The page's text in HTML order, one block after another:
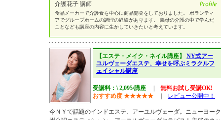
介護花子 講師
食品メーカーで介護食を中心に商品開発をしておりました。 ボランティ
アでグループホームの調理の経験があります。 義母の介護の中で学んだ
ことなども講座の内容に生かしていきたいと考えています。
【エステ・メイク・ネイル講座】 NY式アー
ユルヴェーダエステ、幸せを呼ぶミラクルフ
ェイシャル講座
受講料：\ 2,095/講座
無料お試し受講OK!
おすすめ度 ★★★★★ レビュー公開中！
今ＮＹで話題のインドエステ、アーユルヴェーダ。ニューヨーク